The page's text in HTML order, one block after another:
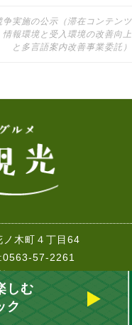
しむ
ク
争実施の公示（滞在コンテンツ
情報環境と受入環境の改善向上
と多言語案内改善事業委託）
木町４丁目64
57-2261
会 2017-2018